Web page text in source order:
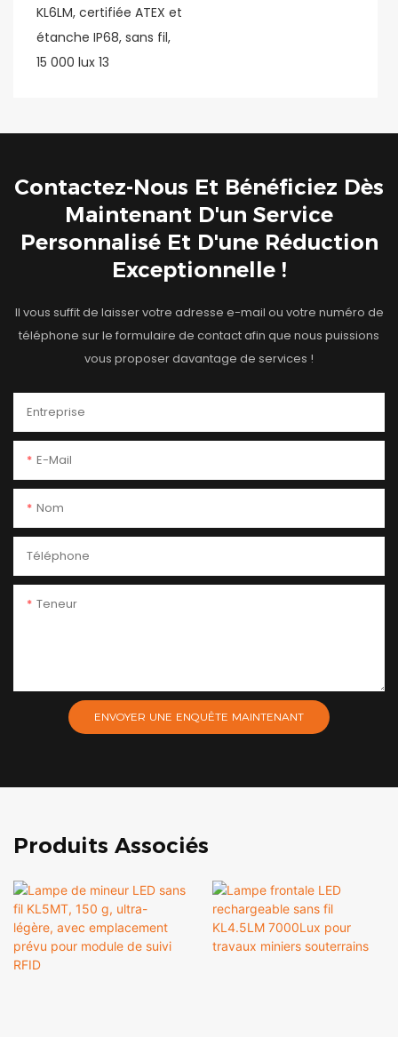
Contactez-Nous Et Bénéficiez Dès
Maintenant D'un Service
Personnalisé Et D'une Réduction
Exceptionnelle !
Il vous suffit de laisser votre adresse e-mail ou votre numéro de
téléphone sur le formulaire de contact afin que nous puissions
vous proposer davantage de services !
Entreprise
E-Mail
Nom
Téléphone
Teneur
ENVOYER UNE ENQUÊTE MAINTENANT
Produits Associés